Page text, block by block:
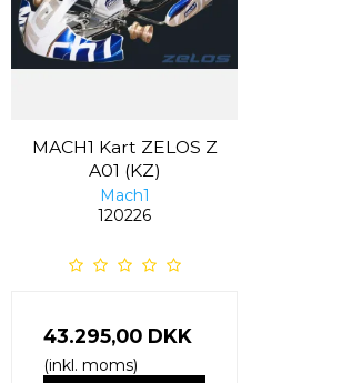
MACH1 Kart ZELOS Z
A01 (KZ)
Mach1
120226
43.295,00 DKK
(inkl. moms)